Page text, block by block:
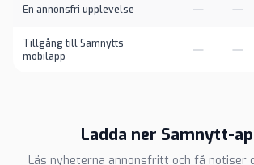
En annonsfri upplevelse
Tillgång till Samnytts
mobilapp
Ladda ner Samnytt-
Läs nyheterna annonsfritt och få notiser